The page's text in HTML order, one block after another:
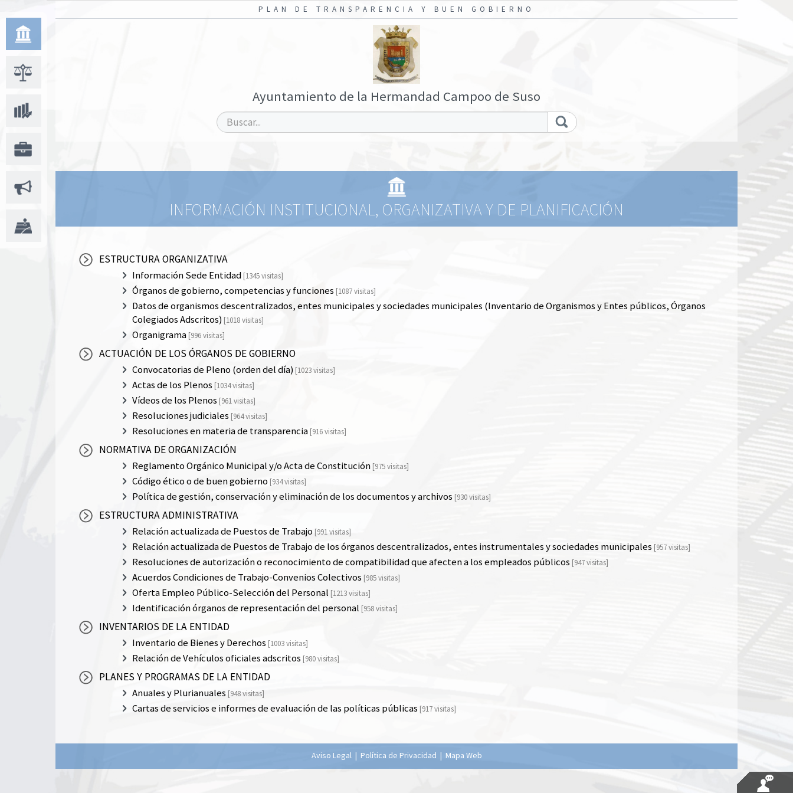
PLAN DE TRANSPARENCIA Y BUEN GOBIERNO
Ayuntamiento de la Hermandad Campoo de Suso
INFORMACIÓN INSTITUCIONAL, ORGANIZATIVA Y DE PLANIFICACIÓN
ESTRUCTURA ORGANIZATIVA
Información Sede Entidad [1345 visitas]
Órganos de gobierno, competencias y funciones [1087 visitas]
Datos de organismos descentralizados, entes municipales y sociedades municipales (Inventario de Organismos y Entes públicos, Órganos
Colegiados Adscritos) [1018 visitas]
Organigrama [996 visitas]
ACTUACIÓN DE LOS ÓRGANOS DE GOBIERNO
Convocatorias de Pleno (orden del día) [1023 visitas]
Actas de los Plenos [1034 visitas]
Vídeos de los Plenos [961 visitas]
Resoluciones judiciales [964 visitas]
Resoluciones en materia de transparencia [916 visitas]
NORMATIVA DE ORGANIZACIÓN
Reglamento Orgánico Municipal y/o Acta de Constitución [975 visitas]
Código ético o de buen gobierno [934 visitas]
Política de gestión, conservación y eliminación de los documentos y archivos [930 visitas]
ESTRUCTURA ADMINISTRATIVA
Relación actualizada de Puestos de Trabajo [991 visitas]
Relación actualizada de Puestos de Trabajo de los órganos descentralizados, entes instrumentales y sociedades municipales [957 visitas]
Resoluciones de autorización o reconocimiento de compatibilidad que afecten a los empleados públicos [947 visitas]
Acuerdos Condiciones de Trabajo-Convenios Colectivos [985 visitas]
Oferta Empleo Público-Selección del Personal [1213 visitas]
Identificación órganos de representación del personal [958 visitas]
INVENTARIOS DE LA ENTIDAD
Inventario de Bienes y Derechos [1003 visitas]
Relación de Vehículos oficiales adscritos [980 visitas]
PLANES Y PROGRAMAS DE LA ENTIDAD
Anuales y Plurianuales [948 visitas]
Cartas de servicios e informes de evaluación de las políticas públicas [917 visitas]
Aviso Legal| Política de Privacidad | Mapa Web